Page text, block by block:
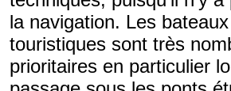
la navigation. Les
touristiques sont très
prioritaires en particulier